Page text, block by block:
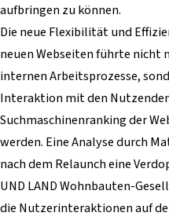
aufbringen zu können.
Die neue Flexibilität und
neuen Webseiten führte nicht
internen Arbeitsprozesse,
Interaktion mit den
Suchmaschinenranking der
werden. Eine Analyse durch
nach dem Relaunch eine
UND LAND Wohnbauten-
die Nutzerinteraktionen auf